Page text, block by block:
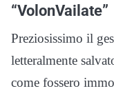
“VolonVailate”
Preziosissimo il
letteralmente
come fossero